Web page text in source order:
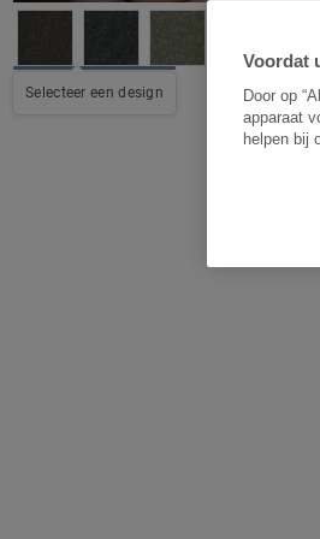
Selecteer een design
Voordat
Door op
apparaat
helpen bij